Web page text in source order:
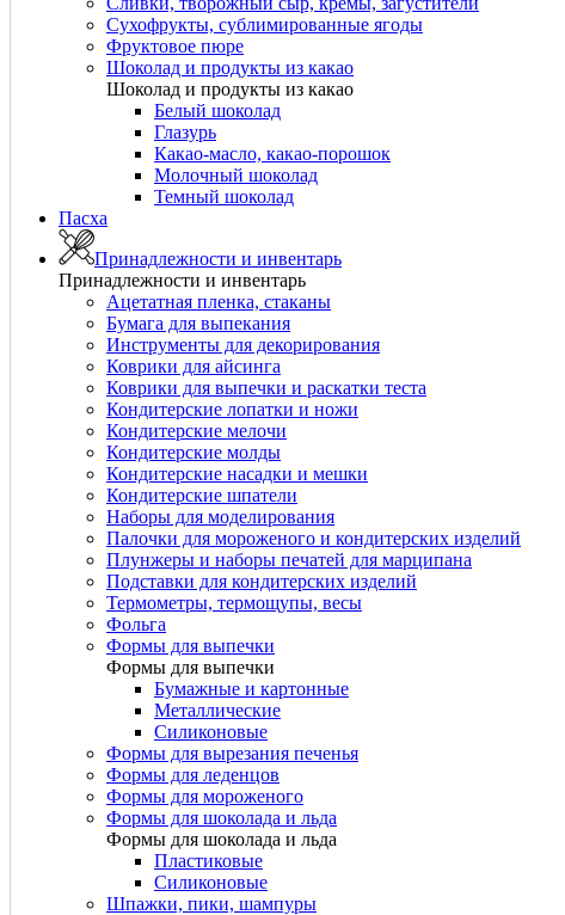
Сухофрукты, сублимированные ягоды
Фруктовое пюре
Шоколад и продукты из какао
Шоколад и продукты из какао
Белый шоколад
Глазурь
Какао-масло, какао-порошок
Молочный шоколад
Темный шоколад
Пасха
Принадлежности и инвентарь
Принадлежности и инвентарь
Ацетатная пленка, стаканы
Бумага для выпекания
Инструменты для декорирования
Коврики для айсинга
Коврики для выпечки и раскатки теста
Кондитерские лопатки и ножи
Кондитерские мелочи
Кондитерские молды
Кондитерские насадки и мешки
Кондитерские шпатели
Наборы для моделирования
Палочки для мороженого и кондитерских изделий
Плунжеры и наборы печатей для марципана
Подставки для кондитерских изделий
Термометры, термощупы, весы
Фольга
Формы для выпечки
Формы для выпечки
Бумажные и картонные
Металлические
Силиконовые
Формы для вырезания печенья
Формы для леденцов
Формы для мороженого
Формы для шоколада и льда
Формы для шоколада и льда
Пластиковые
Силиконовые
Шпажки, пики, шампуры